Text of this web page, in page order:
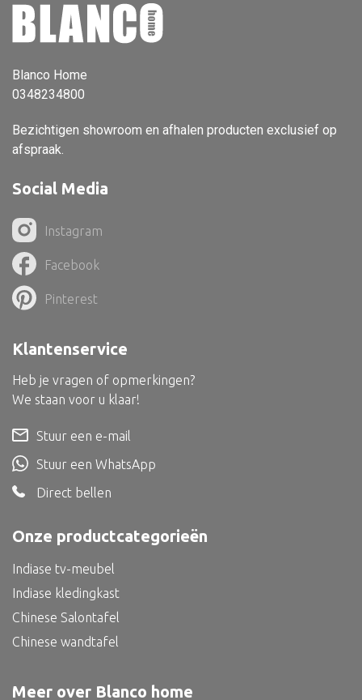
Mand
Roomdevider
Deco overig
Alle textiel
Kussen
Kelim
Bed
Alle oosterse meubels
Oosterse kast
Oosterse tafel
Oosterse tv meubel
Blanco Home
0348234800
Bezichtigen showroom en afhalen producten exclusief op
afspraak.
Social Media
Instagram
Facebook
Pinterest
Onze productcategorieën
Indiase tv-meubel
Indiase kledingkast
Chinese Salontafel
Chinese wandtafel
Meer over Blanco home
Klantenservice
Heb je vragen of opmerkingen?
We staan voor u klaar!
Stuur een e-mail
Stuur een WhatsApp
Direct bellen